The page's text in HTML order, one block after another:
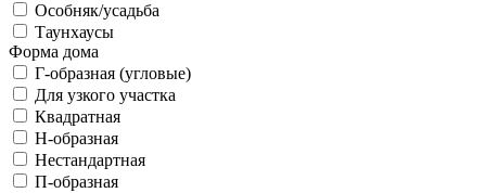
Особняк/усадьба
Таунхаусы
Форма дома
Г-образная (угловые)
Для узкого участка
Квадратная
Н-образная
Нестандартная
П-образная